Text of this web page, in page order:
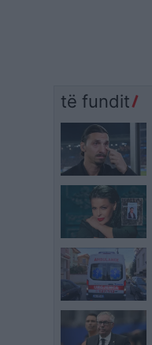
të fundit